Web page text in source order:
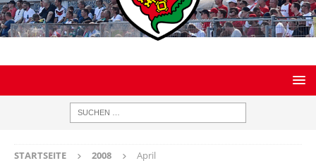
STARTSEITE 2008 April